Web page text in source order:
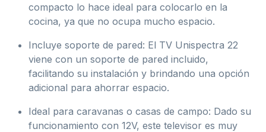
compacto lo hace ideal para colocarlo en la
cocina, ya que no ocupa mucho espacio.
Incluye soporte de pared: El TV Unispectra 22
viene con un soporte de pared incluido,
facilitando su instalación y brindando una opción
adicional para ahorrar espacio.
Ideal para caravanas o casas de campo: Dado su
funcionamiento con 12V, este televisor es muy